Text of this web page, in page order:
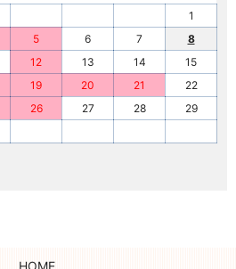
1
5 6 7
8
12 13 14
15
19 20 21
22
26 27 28
29
HOME